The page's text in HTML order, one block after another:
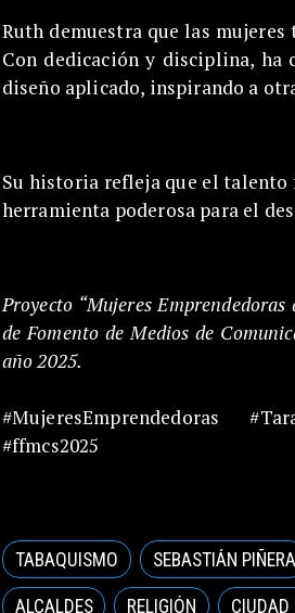
Ruth demuestra que las
Con dedicación y disciplina, ha
diseño aplicado, inspirando a
Su historia refleja que el
herramienta poderosa para el
Proyecto “Mujeres
de Fomento de Medios de
año 2025.
#MujeresEmprendedoras
#ffmcs2025
TABAQUISMO SEBASTIÁN PIÑERA
ALCALDES RELIGIÓN CIUDAD